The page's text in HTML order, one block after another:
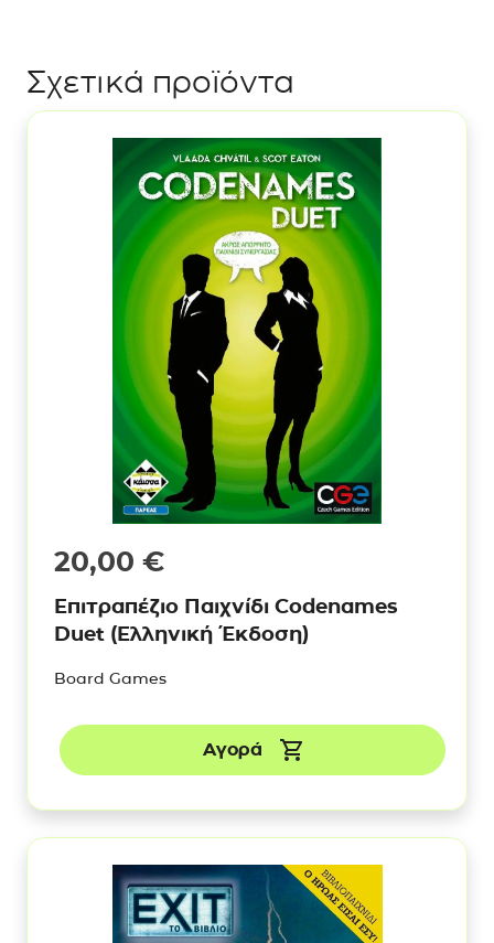
Σχετικά προϊόντα
20,00 €
Επιτραπέζιο Παιχνίδι Codenames
Duet (Ελληνική Έκδοση)
Board Games
Αγορά